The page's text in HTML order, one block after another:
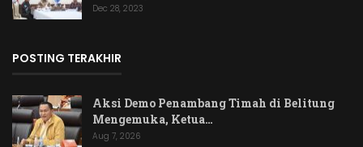
Dec 28, 2023
POSTING TERAKHIR
Aksi Demo Penambang Timah di Belitung
Mengemuka, Ketua…
Aug 7, 2026